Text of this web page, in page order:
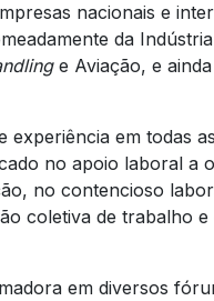
nacionais e
da
e Aviação, e
experiência em todas
no apoio laboral a
no contencioso
coletiva de trabalho
em diversos